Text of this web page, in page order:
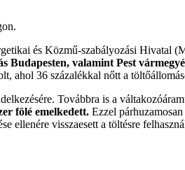
és Közmű-szabályozási Hivatal
Budapesten, valamint Pest
ahol 36 százalékkal nőtt a
Továbbra is a
fölé emelkedett. Ezzel
ellenére visszaesett a töltésre